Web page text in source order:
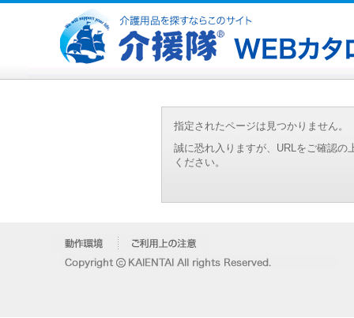
指定されたページは見つかりません。
誠に恐れ入りますが、URLをご確認
ください。